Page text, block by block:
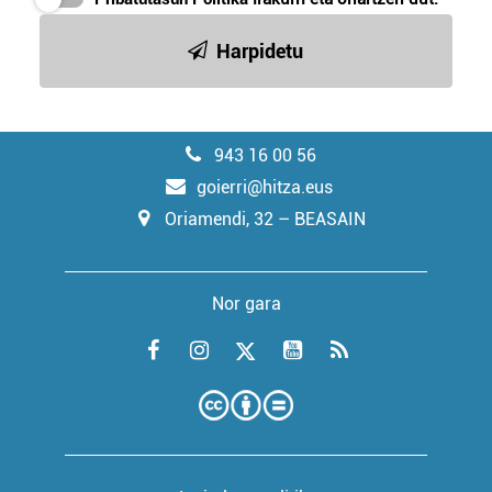
Harpidetu
943 16 00 56
goierri@hitza.eus
Oriamendi, 32 – BEASAIN
Nor gara